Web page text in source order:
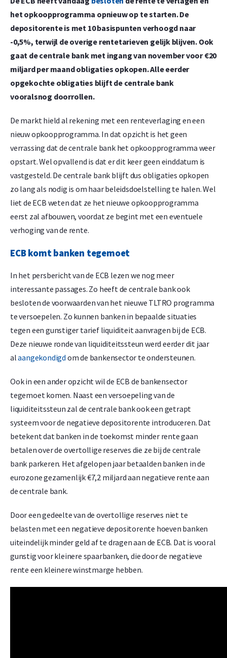
het opkoopprogramma opnieuw op te starten. De
depositorente is met 10 basispunten verhoogd naar
-0,5%, terwijl de overige rentetarieven gelijk blijven. Ook
gaat de centrale bank met ingang van november voor €20
miljard per maand obligaties opkopen. Alle eerder
opgekochte obligaties blijft de centrale bank
vooralsnog doorrollen.
De markt hield al rekening met een renteverlaging en een
nieuw opkoopprogramma. In dat opzicht is het geen
verrassing dat de centrale bank het opkoopprogramma weer
opstart. Wel opvallend is dat er dit keer geen einddatum is
vastgesteld. De centrale bank blijft dus obligaties opkopen
zo lang als nodig is om haar beleidsdoelstelling te halen. Wel
liet de ECB weten dat ze het nieuwe opkoopprogramma
eerst zal afbouwen, voordat ze begint met een eventuele
verhoging van de rente.
ECB komt banken tegemoet
In het persbericht van de ECB lezen we nog meer
interessante passages. Zo heeft de centrale bank ook
besloten de voorwaarden van het nieuwe TLTRO programma
te versoepelen. Zo kunnen banken in bepaalde situaties
tegen een gunstiger tarief liquiditeit aanvragen bij de ECB.
Deze nieuwe ronde van liquiditeitssteun werd eerder dit jaar
alaangekondigd om de bankensector te ondersteunen.
Ook in een ander opzicht wil de ECB de bankensector
tegemoet komen. Naast een versoepeling van de
liquiditeitssteun zal de centrale bank ook een getrapt
systeem voor de negatieve depositorente introduceren. Dat
betekent dat banken in de toekomst minder rente gaan
betalen over de overtollige reserves die ze bij de centrale
bank parkeren. Het afgelopen jaar betaalden banken in de
eurozone gezamenlijk €7,2 miljard aan negatieve rente aan
de centrale bank.
Door een gedeelte van de overtollige reserves niet te
belasten met een negatieve depositorente hoeven banken
uiteindelijk minder geld af te dragen aan de ECB. Dat is vooral
gunstig voor kleinere spaarbanken, die door de negatieve
rente een kleinere winstmarge hebben.